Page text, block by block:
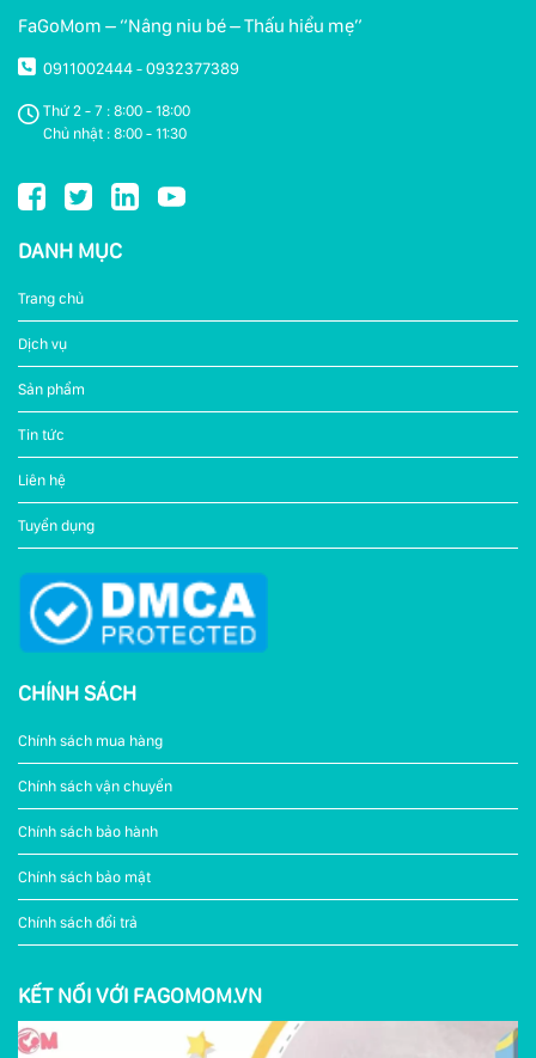
FaGoMom – “Nâng niu bé – Thấu hiểu mẹ”
0911002444 - 0932377389
Thứ 2 - 7 : 8:00 - 18:00
Chủ nhật : 8:00 - 11:30
DANH MỤC
Trang chủ
Dịch vụ
Sản phẩm
Tin tức
Liên hệ
Tuyển dụng
CHÍNH SÁCH
Chính sách mua hàng
Chính sách vận chuyển
Chính sách bảo hành
Chính sách bảo mật
Chính sách đổi trả
KẾT NỐI VỚI FAGOMOM.VN